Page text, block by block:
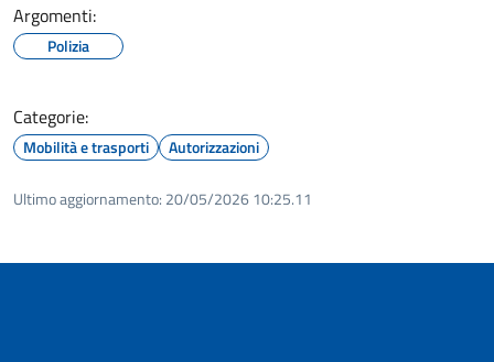
Argomenti:
Polizia
Categorie:
Mobilità e trasporti Autorizzazioni
Ultimo aggiornamento: 20/05/2026 10:25.11